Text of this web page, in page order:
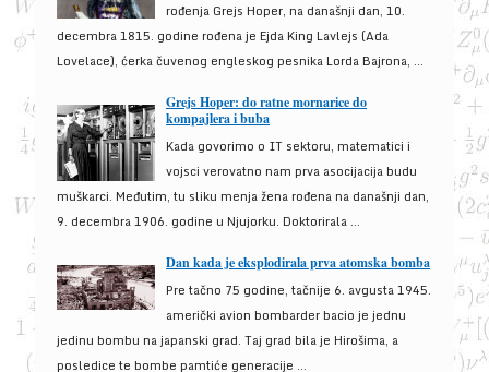
rođenja Grejs Hoper, na današnji dan, 10.
decembra 1815. godine rođena je Ejda King Lavlejs (Ada
Lovelace), ćerka čuvenog engleskog pesnika Lorda Bajrona, ...
Grejs Hoper: do ratne mornarice do
kompajlera i buba
Kada govorimo o IT sektoru, matematici i
vojsci verovatno nam prva asocijacija budu
muškarci. Međutim, tu sliku menja žena rođena na današnji dan,
9. decembra 1906. godine u Njujorku. Doktorirala ...
Dan kada je eksplodirala prva atomska bomba
Pre tačno 75 godine, tačnije 6. avgusta 1945.
američki avion bombarder bacio je jednu
jedinu bombu na japanski grad. Taj grad bila je Hirošima, a
posledice te bombe pamtiće generacije ...